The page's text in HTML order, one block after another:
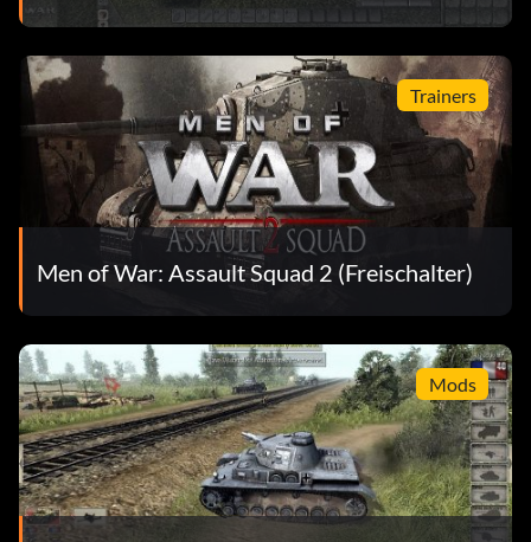
Trainers
Men of War: Assault Squad 2 (Freischalter)
Mods